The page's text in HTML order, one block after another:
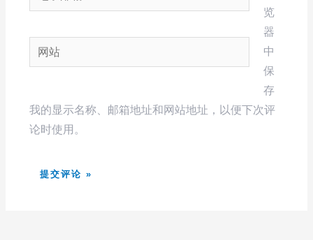
子
箱
*
网
站
览
器
中
保
存
我的显示名称、邮箱地址和网站地址，以便下次评
论时使用。